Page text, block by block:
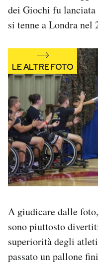
dei Giochi fu
si tenne a Londra nel
A giudicare dalle
sono piuttosto
superiorità degli
passato un pallone